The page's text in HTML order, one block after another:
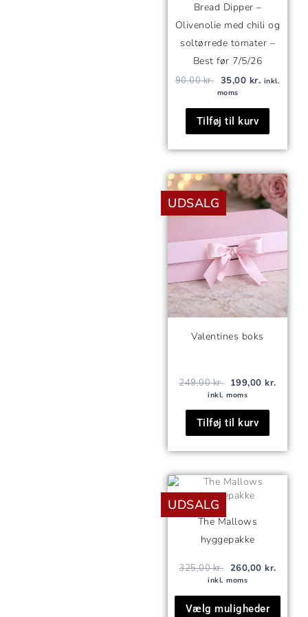
Bread Dipper –
Olivenolie med chili og
soltørrede tomater –
Best før 7/5/26
90,00kr. 35,00 kr. inkl.
moms
Tilføj til kurv
UDSALG
Valentines boks
249,00kr.
Den
oprindelige
pris
var:
199,00kr.
Den
pris
er:
inkl. moms
Tilføj til kurv
UDSALG
The Mallows
hyggepakke
325,00kr.
Den
oprindelige
pris
var:
325,00 kr..
260,00kr.
Den
inkl. moms
Vælg muligheder